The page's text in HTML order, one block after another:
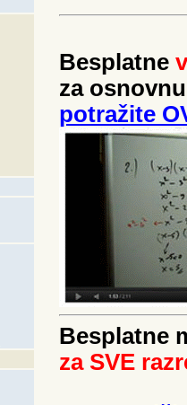
Besplatne
za
potražite
Besplatne
za SVE